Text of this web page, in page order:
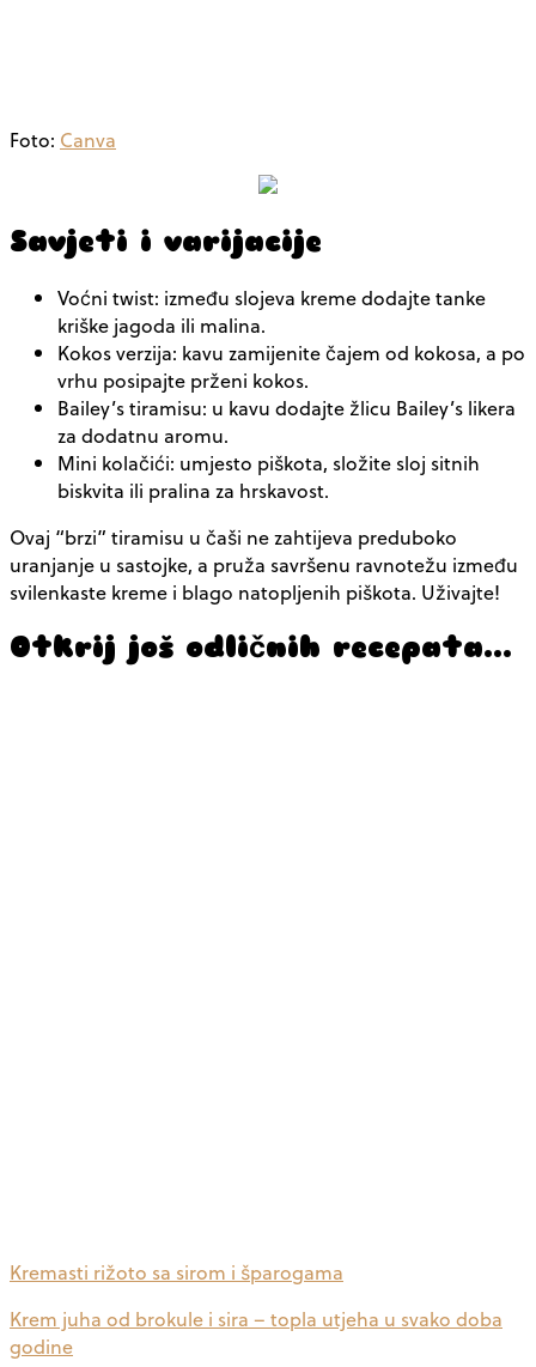
Foto: Canva
Savjeti i varijacije
Voćni twist: između slojeva kreme dodajte tanke
kriške jagoda ili malina.
Kokos verzija: kavu zamijenite čajem od kokosa, a po
vrhu posipajte prženi kokos.
Bailey’s tiramisu: u kavu dodajte žlicu Bailey’s likera
za dodatnu aromu.
Mini kolačići: umjesto piškota, složite sloj sitnih
biskvita ili pralina za hrskavost.
Ovaj “brzi” tiramisu u čaši ne zahtijeva preduboko
uranjanje u sastojke, a pruža savršenu ravnotežu između
svilenkaste kreme i blago natopljenih piškota. Uživajte!
Otkrij još odličnih recepata…
Kremasti rižoto sa sirom i šparogama
Krem juha od brokule i sira – topla utjeha u svako doba
godine